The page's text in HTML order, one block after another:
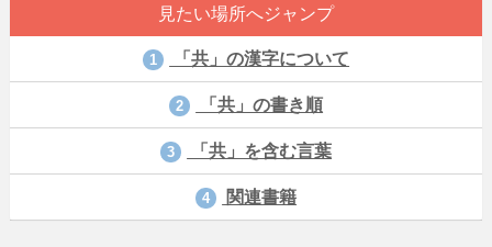
見たい場所へジャンプ
1 「共」の漢字について
2 「共」の書き順
3 「共」を含む言葉
4 関連書籍